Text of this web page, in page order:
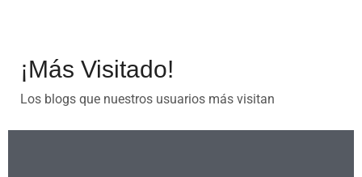
¡Más Visitado!
Los blogs que nuestros usuarios más visitan